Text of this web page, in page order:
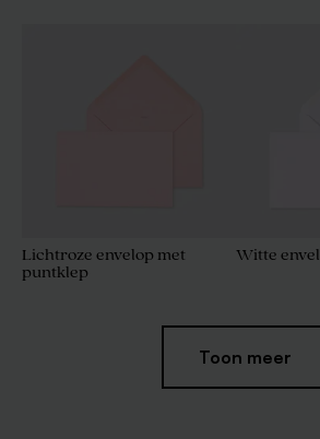
Lichtroze envelop met
puntklep
Witte
Toon meer